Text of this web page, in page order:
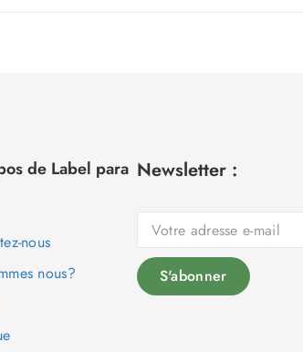
de Label para
nous
nous?
Newsletter :